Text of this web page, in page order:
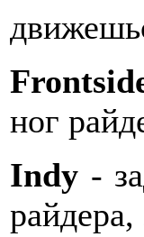
ног
Indy -